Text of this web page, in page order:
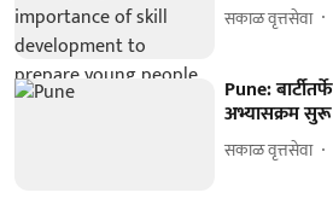
सकाळ वृत्तसेवा
Pune:
अभ्यासक्रम सुरू
सकाळ वृत्तसेवा